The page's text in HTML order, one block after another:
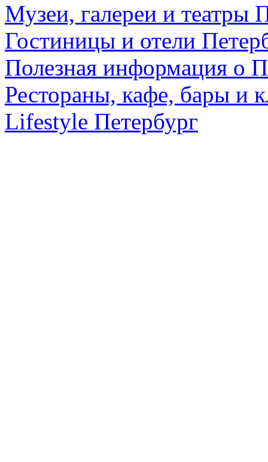
Музеи, галереи и театры
Гостиницы и отели
Полезная информация о
Рестораны, кафе, бары и
Lifestyle Петербург